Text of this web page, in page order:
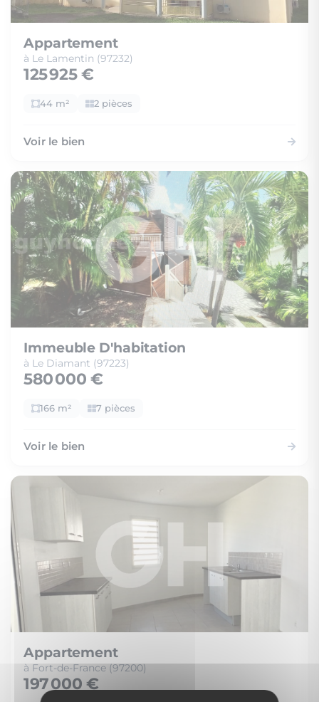
Appartement
à Le Lamentin (97232)
125 925 €
44 m² 2 pièces
Voir le bien
Immeuble D'habitation
à Le Diamant (97223)
580 000 €
166 m² 7 pièces
Voir le bien
Appartement
à Fort-de-France (97200)
197 000 €